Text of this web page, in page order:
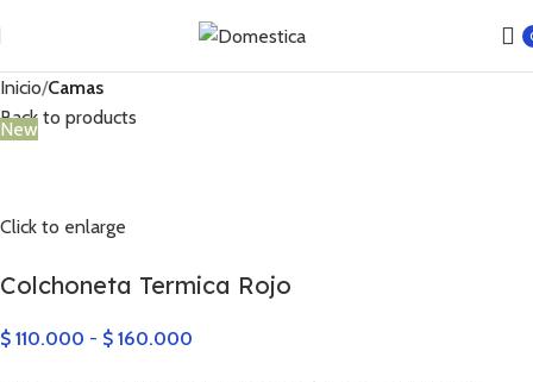
Inicio Camas
Back to products
New
Click to enlarge
Colchoneta Termica Rojo
$ 110.000 - $ 160.000